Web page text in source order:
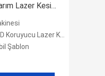
Lazer Kesim
Lazer Kesici
Şablon